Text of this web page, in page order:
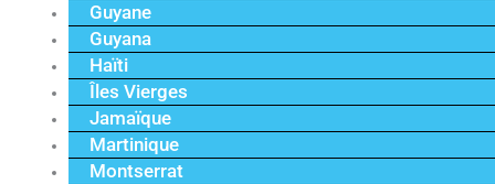
Guyane
Guyana
Haïti
Îles Vierges
Jamaïque
Martinique
Montserrat